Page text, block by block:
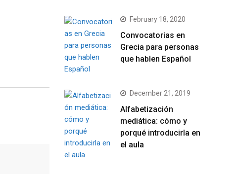
February 18, 2020
Convocatorias en
Grecia para personas
que hablen Español
December 21, 2019
Alfabetización
mediática: cómo y
porqué introducirla en
el aula